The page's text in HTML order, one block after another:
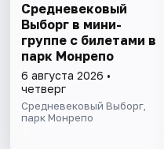
Cредневековый
Выборг в мини-
группе c билетами в
парк Монрепо
6 августа 2026 •
четверг
Средневековый Выборг,
парк Монрепо